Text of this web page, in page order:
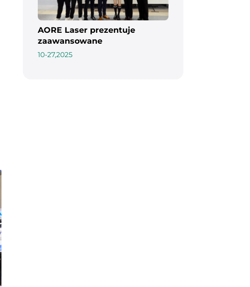
AORE Laser prezentuje
zaawansowane
rozwiązania w zakresie
10-27,2025